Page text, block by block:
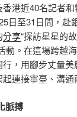
港近40名記者
日至31日間，赴
分享“探訪星星的
動。在這場跨越
，用腳步丈量
連接寧臺、溝通
脈搏